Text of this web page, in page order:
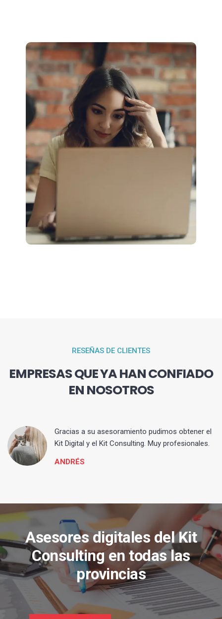
RESEÑAS DE CLIENTES
EMPRESAS QUE YA HAN CONFIADO
EN NOSOTROS
Gracias a su asesoramiento pudimos obtener el
Kit Digital y el Kit Consulting. Muy profesionales.
ANDRÉS
Asesores digitales del Kit
Consulting en todas las
provincias